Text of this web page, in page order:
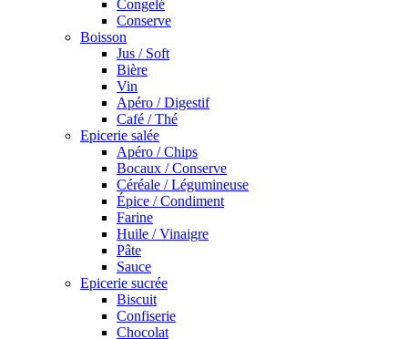
Congelé
Conserve
Boisson
Jus / Soft
Bière
Vin
Apéro / Digestif
Café / Thé
Epicerie salée
Apéro / Chips
Bocaux / Conserve
Céréale / Légumineuse
Épice / Condiment
Farine
Huile / Vinaigre
Pâte
Sauce
Epicerie sucrée
Biscuit
Confiserie
Chocolat